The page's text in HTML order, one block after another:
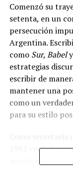
Comenzó su
setenta, en un
persecución
Argentina.
como Sur, Babely
estrategias
escribir de
mantener una
como un
para su estilo
Como secretaria
1982 creó el
acompañó